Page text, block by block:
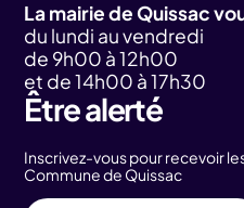
La mairie de Quissac
du lundi au vendredi
de 9h00 à 12h00
et de 14h00 à 17h30
Être alerté
Inscrivez-vous pour recevoir
Commune de Quissac